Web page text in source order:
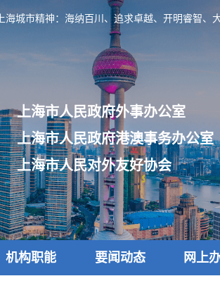
上海城市精神：海纳百川、追求卓越、开明睿智、
上海市人民政府外事办公室
上海市人民政府港澳事务办公室
上海市人民对外友好协会
机构职能 要闻动态 网上